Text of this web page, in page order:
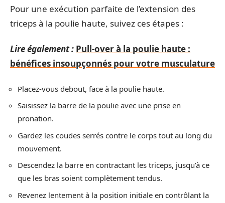
Pour une exécution parfaite de l’extension des
triceps à la poulie haute, suivez ces étapes :
Lire également : Pull-over à la poulie haute :
bénéfices insoupçonnés pour votre musculature
Placez-vous debout, face à la poulie haute.
Saisissez la barre de la poulie avec une prise en
pronation.
Gardez les coudes serrés contre le corps tout au long du
mouvement.
Descendez la barre en contractant les triceps, jusqu’à ce
que les bras soient complètement tendus.
Revenez lentement à la position initiale en contrôlant la